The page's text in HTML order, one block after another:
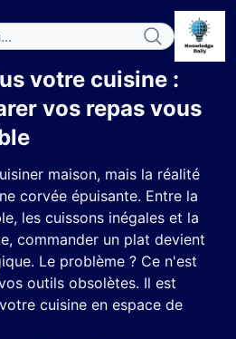
votre cuisine :
vos repas vous
maison, mais la réalité
corvée épuisante. Entre la
les cuissons inégales et la
commander un plat devient
Le problème ? Ce n'est
outils obsolètes. Il est
cuisine en espace de